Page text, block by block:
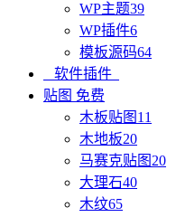
WP主题39
WP插件6
模板源码64
软件插件
贴图 免费
木板贴图 11
木地板20
马赛克贴图 20
大理石40
木纹65